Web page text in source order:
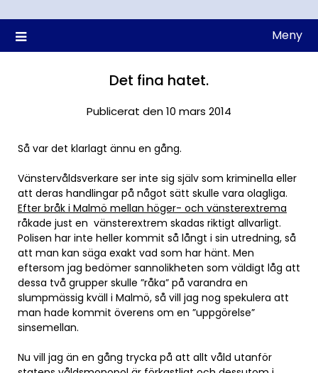
Meny
Det fina hatet.
Publicerat den 10 mars 2014
Så var det klarlagt ännu en gång.
Vänstervåldsverkare ser inte sig själv som kriminella eller
att deras handlingar på något sätt skulle vara olagliga.
Efter bråk i Malmö mellan höger- och vänsterextrema
råkade just en vänsterextrem skadas riktigt allvarligt.
Polisen har inte heller kommit så långt i sin utredning, så
att man kan säga exakt vad som har hänt. Men
eftersom jag bedömer sannolikheten som väldigt låg att
dessa två grupper skulle ”råka” på varandra en
slumpmässig kväll i Malmö, så vill jag nog spekulera att
man hade kommit överens om en ”uppgörelse”
sinsemellan.
Nu vill jag än en gång trycka på att allt våld utanför